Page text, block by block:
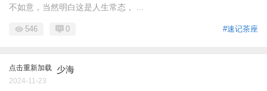
不如意，当然明白这是人生常态， ...
#速记茶座
546 0
点击重新加载 少海
2024-11-23